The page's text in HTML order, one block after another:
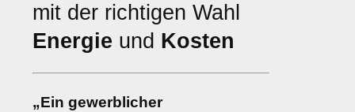
mit der richtigen Wahl
Energie und Kosten
„Ein gewerblicher